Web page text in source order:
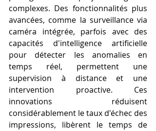
complexes. Des fonctionnalités plus
avancées, comme la surveillance via
caméra intégrée, parfois avec des
capacités d'intelligence artificielle
pour détecter les anomalies en
temps réel, permettent une
supervision à distance et une
intervention proactive. Ces
innovations réduisent
considérablement le taux d'échec des
impressions, libèrent le temps de